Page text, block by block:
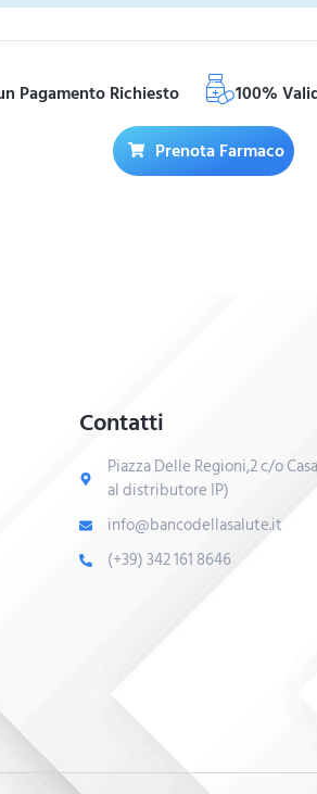
Pagamento Richiesto 100%
Prenota Farmaco
Contatti
Piazza Delle Regioni,2 c/o
al distributore IP)
info@bancodellasalute.it
(+39) 342 161 8646